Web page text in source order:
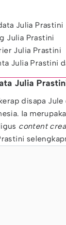
Julia Prastini
Julia Prastini
Julia Prastini
Julia Prastini
Julia
disapa
Ia
content